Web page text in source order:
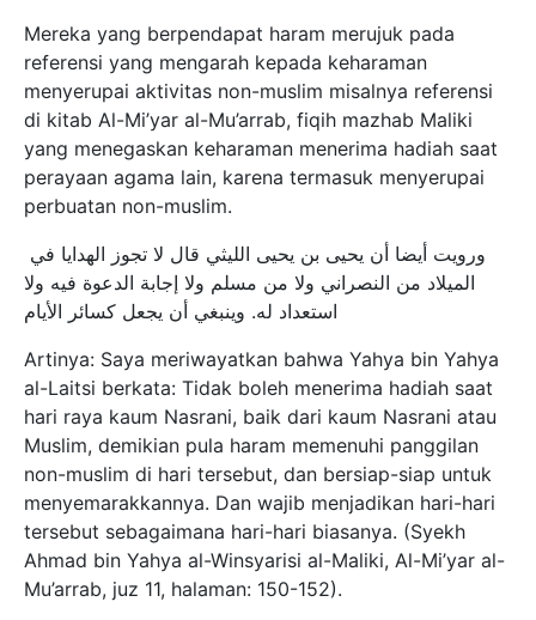
Mereka yang berpendapat haram merujuk pada
referensi yang mengarah kepada keharaman
menyerupai aktivitas non-muslim misalnya referensi
di kitab Al-Mi’yar al-Mu’arrab, fiqih mazhab Maliki
yang menegaskan keharaman menerima hadiah saat
perayaan agama lain, karena termasuk menyerupai
perbuatan non-muslim.
الميلاد من النصراني ولا من مسلم ولا إجابة الدعوة فيه ولا
استعداد له. وينبغي أن يجعل كسائر الأيام
Artinya: Saya meriwayatkan bahwa Yahya bin Yahya
al-Laitsi berkata: Tidak boleh menerima hadiah saat
hari raya kaum Nasrani, baik dari kaum Nasrani atau
Muslim, demikian pula haram memenuhi panggilan
non-muslim di hari tersebut, dan bersiap-siap untuk
menyemarakkannya. Dan wajib menjadikan hari-hari
tersebut sebagaimana hari-hari biasanya. (Syekh
Ahmad bin Yahya al-Winsyarisi al-Maliki, Al-Mi’yar al-
Mu’arrab, juz 11, halaman: 150-152).